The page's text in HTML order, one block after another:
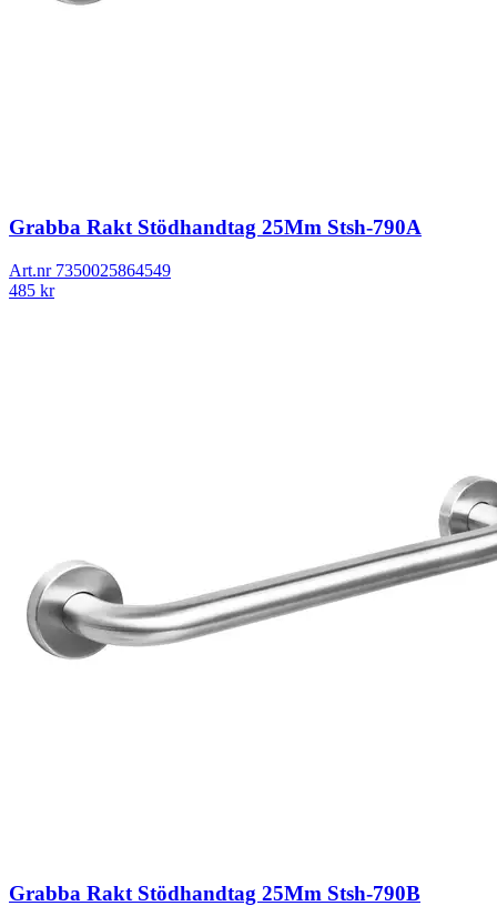
Grabba Rakt Stödhandtag 25Mm Stsh-790A
Art.nr 7350025864549
485 kr
Grabba Rakt Stödhandtag 25Mm Stsh-790B